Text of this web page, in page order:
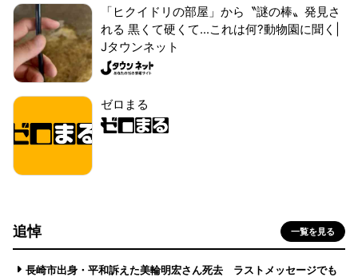
「ヒクイドリの部屋」から〝謎の棒〟発見さ
れる 黒くて硬くて...これは何?動物園に聞く|
Jタウンネット
ゼロまる
追悼 一覧を見る
長崎市出身・平和訴えた美輪明宏さん死去 ラストメッセージでも